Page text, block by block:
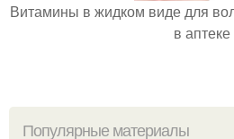
Витамины в жидком виде для
в аптеке
Популярные материалы